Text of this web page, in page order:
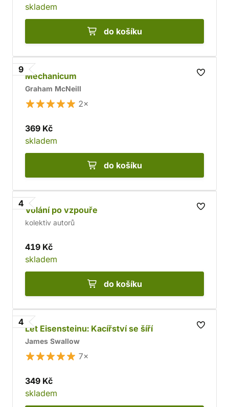
skladem
do košíku
9
Mechanicum
Graham McNeill
2×
369 Kč
skladem
do košíku
4
Volání po vzpouře
kolektiv autorů
419 Kč
skladem
do košíku
4
Let Eisensteinu: Kacířství se šíří
James Swallow
7×
349 Kč
skladem